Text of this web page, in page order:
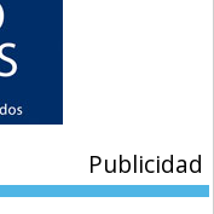
Publicidad